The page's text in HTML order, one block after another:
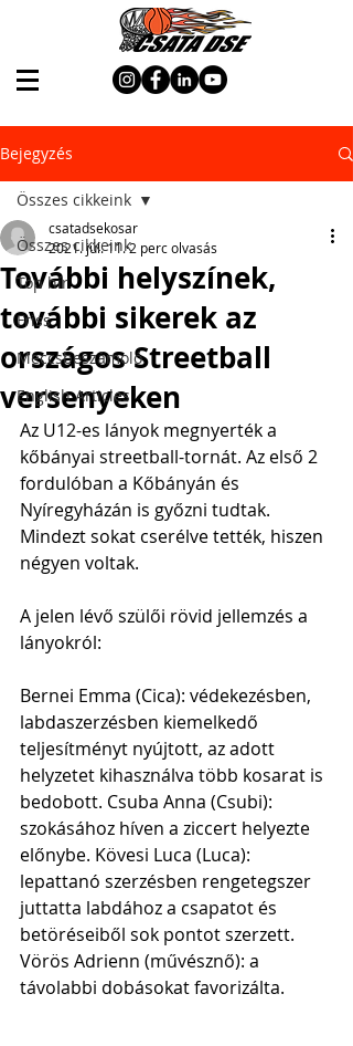
Bejegyzés
Összes cikkeink
Top hír
Friss
Meccsbeszámoló
English Articles
Összes cikkeink
További helyszínek,
további sikerek az
országos Streetball
versenyeken
csatadsekosar
2021. júl. 11.2 perc olvasás
Az U12-es lányok megnyerték a
kőbányai streetball-tornát. Az első 2
fordulóban a Kőbányán és
Nyíregyházán is győzni tudtak.
Mindezt sokat cserélve tették, hiszen
négyen voltak.
A jelen lévő szülői rövid jellemzés a
lányokról:
Bernei Emma (Cica): védekezésben,
labdaszerzésben kiemelkedő
teljesítményt nyújtott, az adott
helyzetet kihasználva több kosarat is
bedobott. Csuba Anna (Csubi):
szokásához híven a ziccert helyezte
előnybe. Kövesi Luca (Luca):
lepattanó szerzésben rengetegszer
juttatta labdához a csapatot és
betöréseiből sok pontot szerzett.
Vörös Adrienn (művésznő): a
távolabbi dobásokat favorizálta.